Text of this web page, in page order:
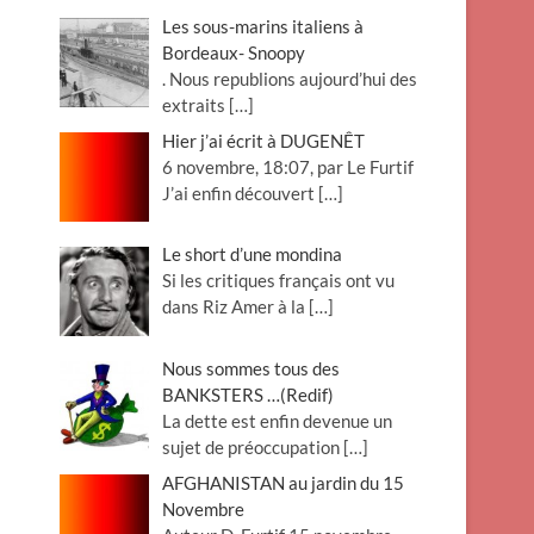
Les sous-marins italiens à
Bordeaux- Snoopy
. Nous republions aujourd’hui des
extraits […]
Hier j’ai écrit à DUGENÊT
6 novembre, 18:07, par Le Furtif
J’ai enfin découvert […]
Le short d’une mondina
Si les critiques français ont vu
dans Riz Amer à la […]
Nous sommes tous des
BANKSTERS …(Redif)
La dette est enfin devenue un
sujet de préoccupation […]
AFGHANISTAN au jardin du 15
Novembre